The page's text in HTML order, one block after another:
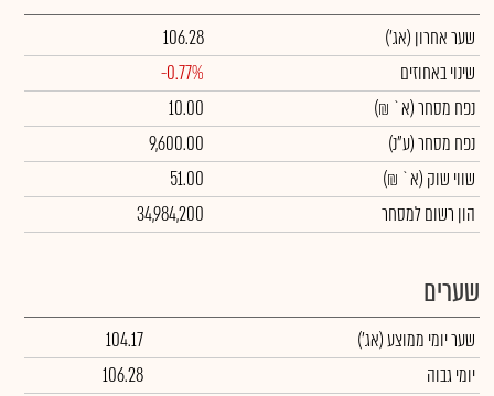
שער אחרון (אג')
106.28
שינוי באחוזים
-0.77%
נפח מסחר(א` ₪)
10.00
נפח מסחר(ע"נ)
9,600.00
שווי שוק (א` ₪)
51.00
הון רשום למסחר
34,984,200
שערים
שער יומי ממוצע(אג')
104.17
יומי גבוה
106.28